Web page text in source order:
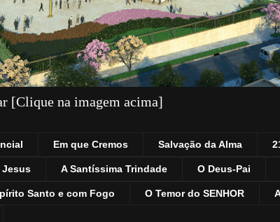
[Clique na imagem acima]
Em que Cremos Salvação da Alma
Jesus A Santíssima Trindade O Deus-Pai
Santo e com Fogo O Temor do SENHOR